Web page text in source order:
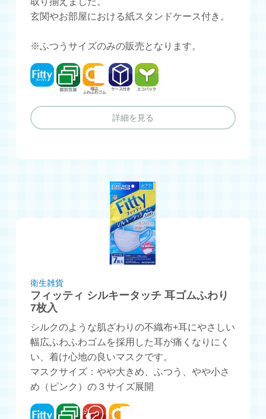
玄関やお部屋における紙スタンドケース付き。
※ふつうサイズのみの販売となります。
フィッティ個別包装幅広ふわふわゴム
ケース付きエコパック
詳細を見る
衛生雑貨
フィッティ シルキータッチ 耳ゴムふわり
7枚入
シルクのような肌ざわりの不織布+耳にやさしい
幅広ふわふわゴムを採用した耳が痛くなりにく
い、着け心地の良いマスクです。
マスクサイズ：やや大きめ、ふつう、やや小さ
め（ピンク）の３サイズ展開
フィッティ個別包装ノーズフィッター